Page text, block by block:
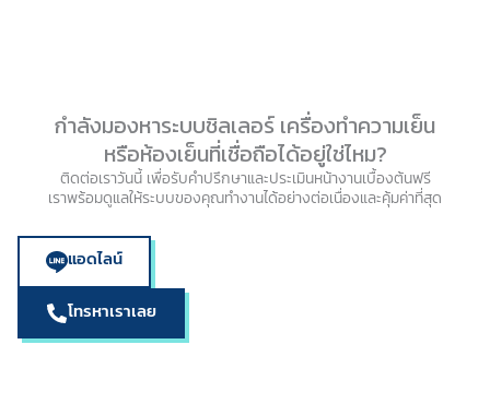
กำลังมองหาระบบชิลเลอร์ เครื่องทำความเย็น
หรือห้องเย็นที่เชื่อถือได้อยู่ใช่ไหม?
ติดต่อเราวันนี้ เพื่อรับคำปรึกษาและประเมินหน้างานเบื้องต้นฟรี
เราพร้อมดูแลให้ระบบของคุณทำงานได้อย่างต่อเนื่องและคุ้มค่าที่สุด
แอดไลน์
โทรหาเราเลย